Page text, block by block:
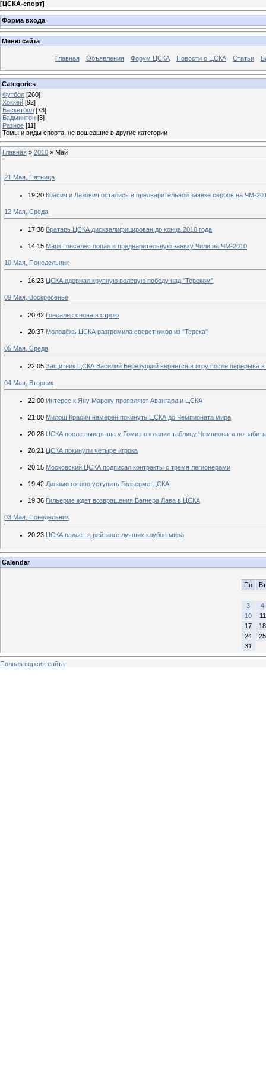
[ЦСКА-спорт]
Форма входа
Меню сайта
Главная Объявления Форум ЦСКА Новости о ЦСКА Статьи
Categories
Футбол [260]
Хоккей [92]
Баскетбол [73]
Бадминтон [3]
Разное [11]
Темы и виды спорта, не вошедшие в другие категории
Главная » 2010 » Май
21 Мая, Пятница
19:20 Красич и Лазович остались в предварительной заявке сербов на ЧМ-
12 Мая, Среда
17:38 Вратарь ЦСКА дисквалифицирован до конца 2010 года
14:15 Марк Гонсалес попал в предварительную заявку Чили на ЧМ-2010
10 Мая, Понедельник
16:23 ЦСКА одержал крупную волевую победу над "Тереком"
09 Мая, Воскресенье
20:42 Гонсалес снова в строю
20:37 Молодёжь ЦСКА разгромила сверстников из "Терека"
05 Мая, Среда
22:05 Защитник ЦСКА Василий Березуцкий вернется в игру после перерыва
04 Мая, Вторник
22:00 Интерес к Яну Мареку проявляют Авангард и ЦСКА
21:00 Милош Красич намерен покинуть ЦСКА до Чемпионата мира
20:28 ЦСКА после выигрыша у Томи возглавил таблицу Чемпионата по
20:21 ЦСКА покинули четыре игрока
20:15 Московский ЦСКА подписал контракты с тремя легионерами
19:42 Динамо готово уступить Гильерме ЦСКА
19:36 Гильерме ждет возвращения Вагнера Лава в ЦСКА
03 Мая, Понедельник
20:23 ЦСКА падает в рейтинге лучших клубов мира
Calendar
Пн Вт
3
4
10
11
17
18
24
25
31
Полная версия сайта